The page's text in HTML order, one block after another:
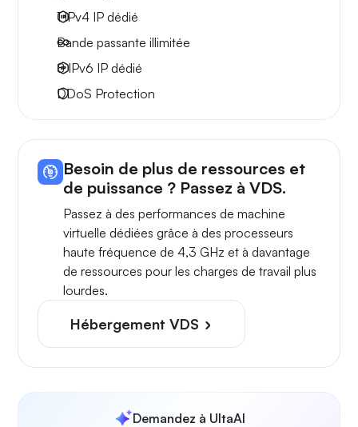
1 IPv4 IP dédié
Bande passante illimitée
8 IPv6 IP dédié
DDoS Protection
Besoin de plus de ressources et
de puissance ? Passez à VDS.
Passez à des performances de machine
virtuelle dédiées grâce à des processeurs
haute fréquence de 4,3 GHz et à davantage
de ressources pour les charges de travail plus
lourdes.
Hébergement VDS
Demandez à UltaAI